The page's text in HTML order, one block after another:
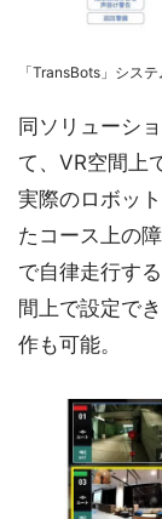
「TransBots」シス
同ソリューシ
て、VR空間上
実際のロボッ
たコース上の
で自律走行す
間上で設定で
作も可能。